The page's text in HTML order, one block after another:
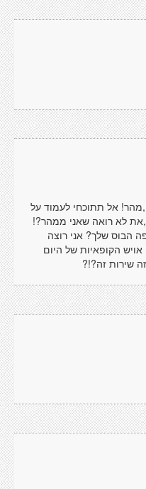
אל תתוכחי לעמוד על
,את לא רואה שאני ממהר?!
הבוס שלך? אני רוצה
הקופאיות של היום
שירות זה?!?